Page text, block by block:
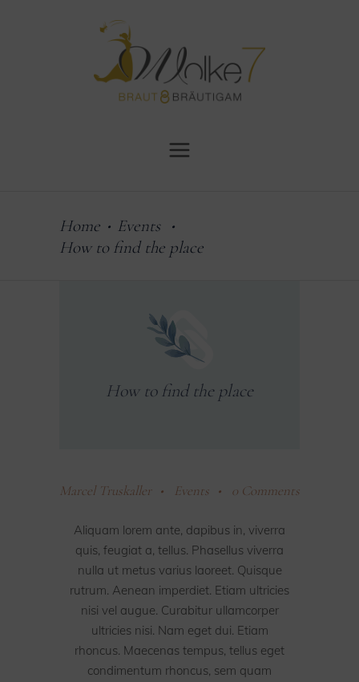
Home • Events •
How to find the place
How to find the place
Marcel Truskaller Events 0 Comments
Aliquam lorem ante, dapibus in, viverra
quis, feugiat a, tellus. Phasellus viverra
nulla ut metus varius laoreet. Quisque
rutrum. Aenean imperdiet. Etiam ultricies
nisi vel augue. Curabitur ullamcorper
ultricies nisi. Nam eget dui. Etiam
rhoncus. Maecenas tempus, tellus eget
condimentum rhoncus, sem quam